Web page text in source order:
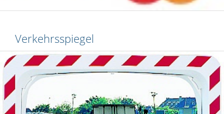
Verkehrsspiegel